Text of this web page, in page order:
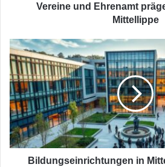
Vereine und Ehrenamt
Mittellippe
Bildungseinrichtungen
in
Mittellippe
setzen
auf
neue
Konzepte
Bildungseinrichtungen in